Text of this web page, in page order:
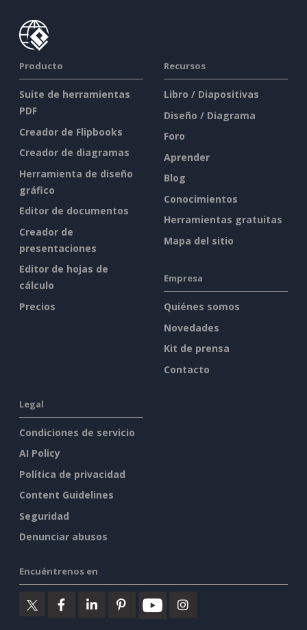
Producto
Suite de herramientas
PDF
Creador de Flipbooks
Creador de diagramas
Herramienta de diseño
gráfico
Editor de documentos
Creador de
presentaciones
Editor de hojas de
cálculo
Precios
Recursos
Libro / Diapositivas
Diseño / Diagrama
Foro
Aprender
Blog
Conocimientos
Herramientas gratuitas
Mapa del sitio
Empresa
Quiénes somos
Novedades
Kit de prensa
Contacto
Legal
Condiciones de servicio
AI Policy
Política de privacidad
Content Guidelines
Seguridad
Denunciar abusos
Encuéntrenos en